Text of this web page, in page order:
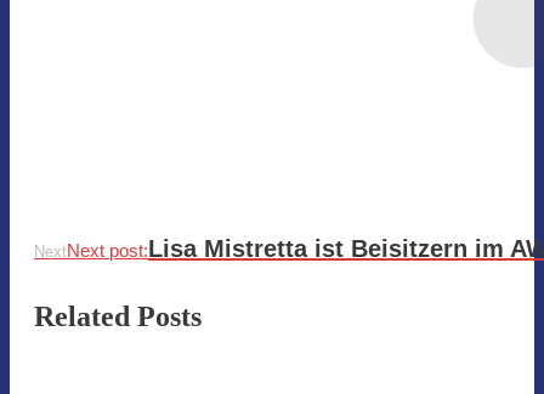
NextNext post:Lisa Mistretta ist Beisitzern im
Related Posts